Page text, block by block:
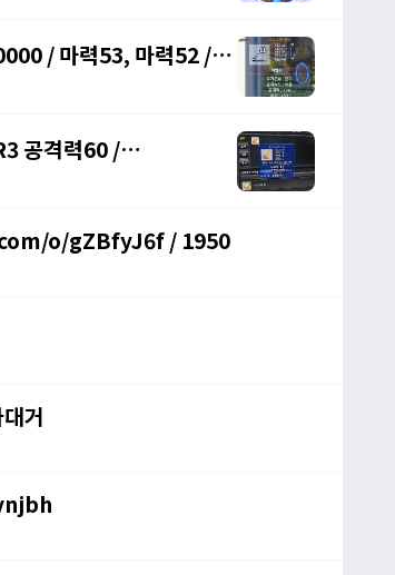
/ 마력53, 마력52 /
공격력60 /
o/gZBfyJ6f / 1950
거